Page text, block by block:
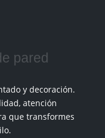
pared
y decoración.
atención
que transformes